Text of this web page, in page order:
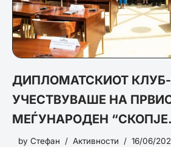
ДИПЛОМАТСКИОТ
УЧЕСТВУВАШЕ НА
МЕЃУНАРОДЕН “СКОПЈЕ
БЕЗБЕДНОСЕН ФОРУМ
by Стефан Активности 16/06/